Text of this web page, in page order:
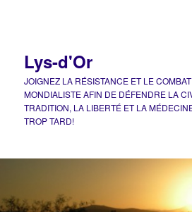
Lys-d'Or
JOIGNEZ LA RÉSISTANCE ET LE
MONDIALISTE AFIN DE DÉFENDRE LA
TRADITION, LA LIBERTÉ ET LA
TROP TARD!